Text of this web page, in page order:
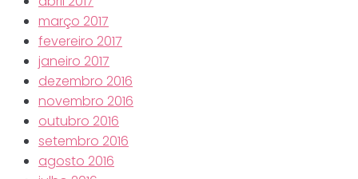
março 2017
fevereiro 2017
janeiro 2017
dezembro 2016
novembro 2016
outubro 2016
setembro 2016
agosto 2016